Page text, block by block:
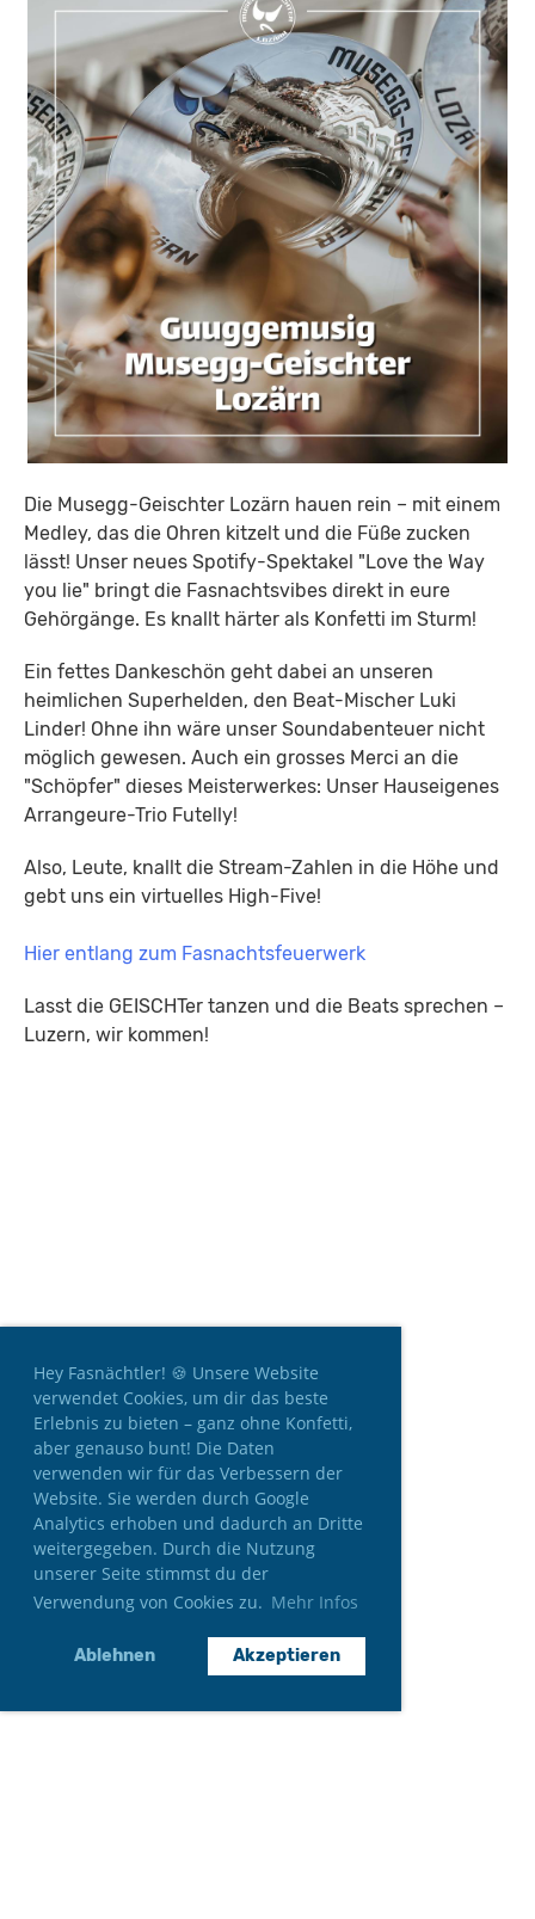
Hey Fasnächtler! 🍪 Unsere Website
verwendet Cookies, um dir das beste
Erlebnis zu bieten – ganz ohne Konfetti,
aber genauso bunt! Die Daten
verwenden wir für das Verbessern der
Website. Sie werden durch Google
Analytics erhoben und dadurch an Dritte
weitergegeben. Durch die Nutzung
unserer Seite stimmst du der
Verwendung von Cookies zu. Mehr Infos
Ablehnen Akzeptieren
Die Musegg-Geischter Lozärn hauen rein – mit einem
Medley, das die Ohren kitzelt und die Füße zucken
lässt! Unser neues Spotify-Spektakel "Love the Way
you lie" bringt die Fasnachtsvibes direkt in eure
Gehörgänge. Es knallt härter als Konfetti im Sturm!
Ein fettes Dankeschön geht dabei an unseren
heimlichen Superhelden, den Beat-Mischer Luki
Linder! Ohne ihn wäre unser Soundabenteuer nicht
möglich gewesen. Auch ein grosses Merci an die
"Schöpfer" dieses Meisterwerkes: Unser Hauseigenes
Arrangeure-Trio Futelly!
Also, Leute, knallt die Stream-Zahlen in die Höhe und
gebt uns ein virtuelles High-Five!
Hier entlang zum Fasnachtsfeuerwerk
Lasst die GEISCHTer tanzen und die Beats sprechen –
Luzern, wir kommen!